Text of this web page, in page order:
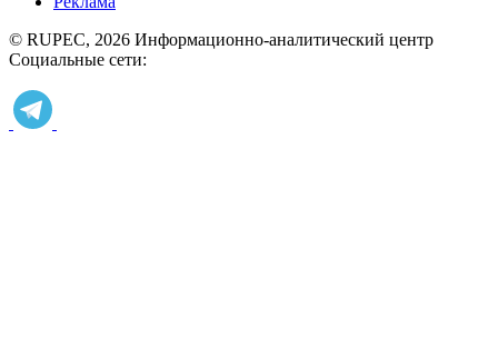
© RUPEC, 2026 Информационно-аналитический центр
Социальные сети: